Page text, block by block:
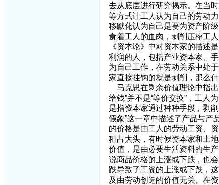
去从底层进行研究揭示。在当
等方式让工人认为自己的劳动
移默化认为自己是要为资产阶
食着工人的血肉，剥削压榨工
《资本论》中对资本家的描述
利润的人，包括产业资本家、
为自己工作，在劳动关系中处
家直接挂钩的就是剥削，那么
马克思在剩余价值理论中指出
给钱”并不是“等价交换”，工人
是指资本家通过种种手段，剥
假象”这一章中描述了产品与产
的价格是由工人的劳动工资、
租占大头，有时候资本家和土
价值，是由必要生活资料的生
说商品价格的上涨或下跌，也
跌导致了工资的上涨或下跌，
及由劳动创造的价值无关。在